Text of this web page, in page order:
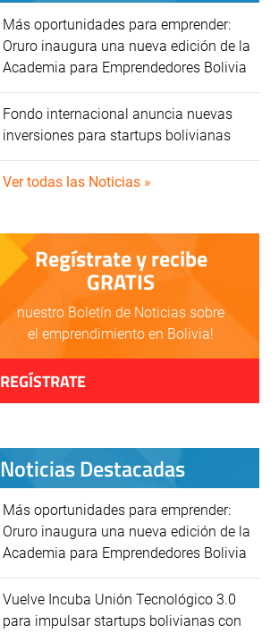
Más oportunidades para emprender:
Oruro inaugura una nueva edición de la
Academia para Emprendedores Bolivia
Fondo internacional anuncia nuevas
inversiones para startups bolivianas
Ver todas las Noticias »
Regístrate y recibe
GRATIS
nuestro Boletín de Noticias sobre
el emprendimiento en Bolivia!
REGÍSTRATE
Noticias Destacadas
Más oportunidades para emprender:
Oruro inaugura una nueva edición de la
Academia para Emprendedores Bolivia
Vuelve Incuba Unión Tecnológico 3.0
para impulsar startups bolivianas con